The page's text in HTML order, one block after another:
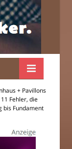
+ Pavillons
Fehler, die
bis Fundament